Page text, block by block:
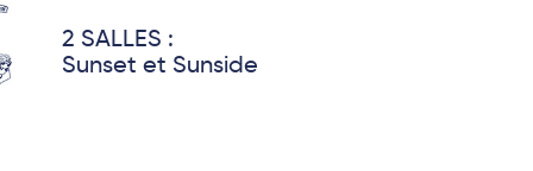
2 SALLES :
Sunset et Sunside